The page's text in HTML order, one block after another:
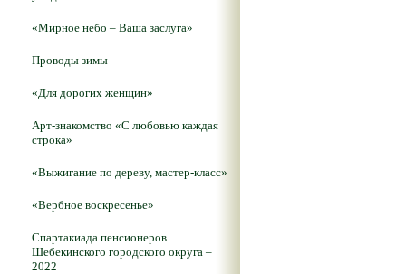
«Мирное небо – Ваша заслуга»
Проводы зимы
«Для дорогих женщин»
Арт-знакомство «С любовью каждая
строка»
«Выжигание по дереву, мастер-класс»
«Вербное воскресенье»
Спартакиада пенсионеров
Шебекинского городского округа –
2022